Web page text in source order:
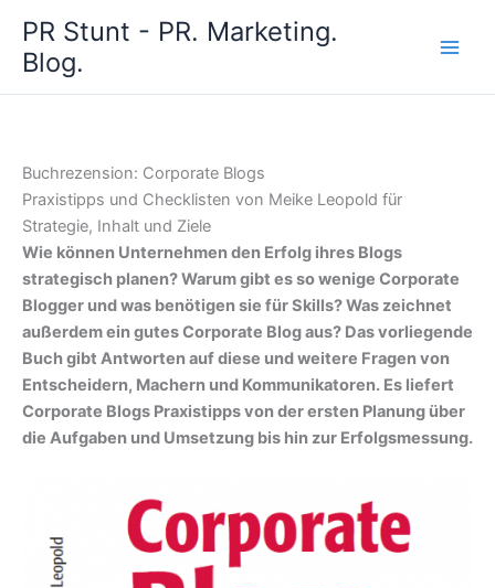
Inhalt
springen
PR Stunt - PR. Marketing.
Blog.
Buchrezension: Corporate Blogs
Praxistipps und Checklisten von Meike Leopold für
Strategie, Inhalt und Ziele
Wie können Unternehmen den Erfolg ihres Blogs
strategisch planen? Warum gibt es so wenige Corporate
Blogger und was benötigen sie für Skills? Was zeichnet
außerdem ein gutes Corporate Blog aus? Das vorliegende
Buch gibt Antworten auf diese und weitere Fragen von
Entscheidern, Machern und Kommunikatoren. Es liefert
Corporate Blogs Praxistipps von der ersten Planung über
die Aufgaben und Umsetzung bis hin zur Erfolgsmessung.